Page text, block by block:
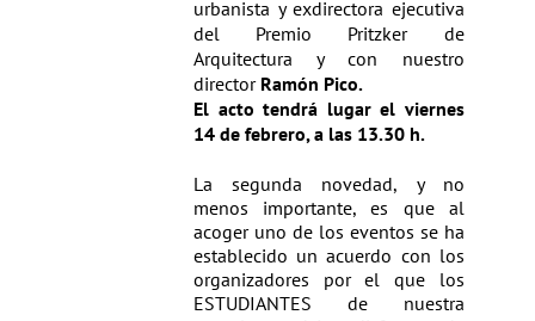
urbanista y exdirectora ejecutiva
del Premio Pritzker de
Arquitectura y con nuestro
director Ramón Pico.
El acto tendrá lugar el viernes
14 de febrero, a las 13.30 h.
La segunda novedad, y no
menos importante, es que al
acoger uno de los eventos se ha
establecido un acuerdo con los
organizadores por el que los
ESTUDIANTES de nuestra